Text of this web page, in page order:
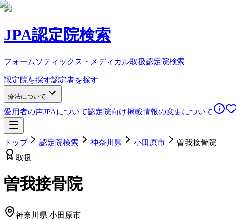
JPA認定院検索
フォームソティックス・メディカル取扱認定院検索
認定院を探す認定者を探す
療法について
愛用者の声JPAについて認定院向け掲載情報の変更について
トップ 認定院検索 神奈川県 小田原市
曽我接骨院
取扱
曽我接骨院
神奈川県 小田原市